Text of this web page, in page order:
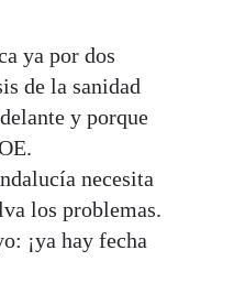
ya por dos
de la sanidad
y porque
necesita
los problemas.
¡ya hay fecha